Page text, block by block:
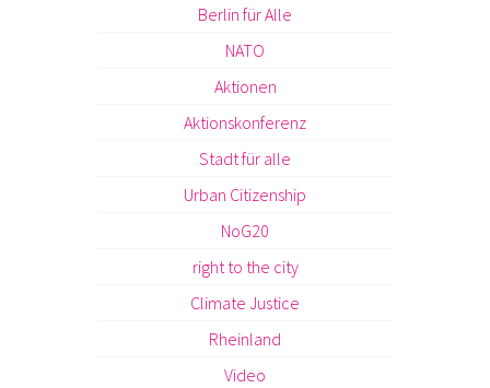
Berlin für Alle
NATO
Aktionen
Aktionskonferenz
Stadt für alle
Urban Citizenship
NoG20
right to the city
Climate Justice
Rheinland
Video